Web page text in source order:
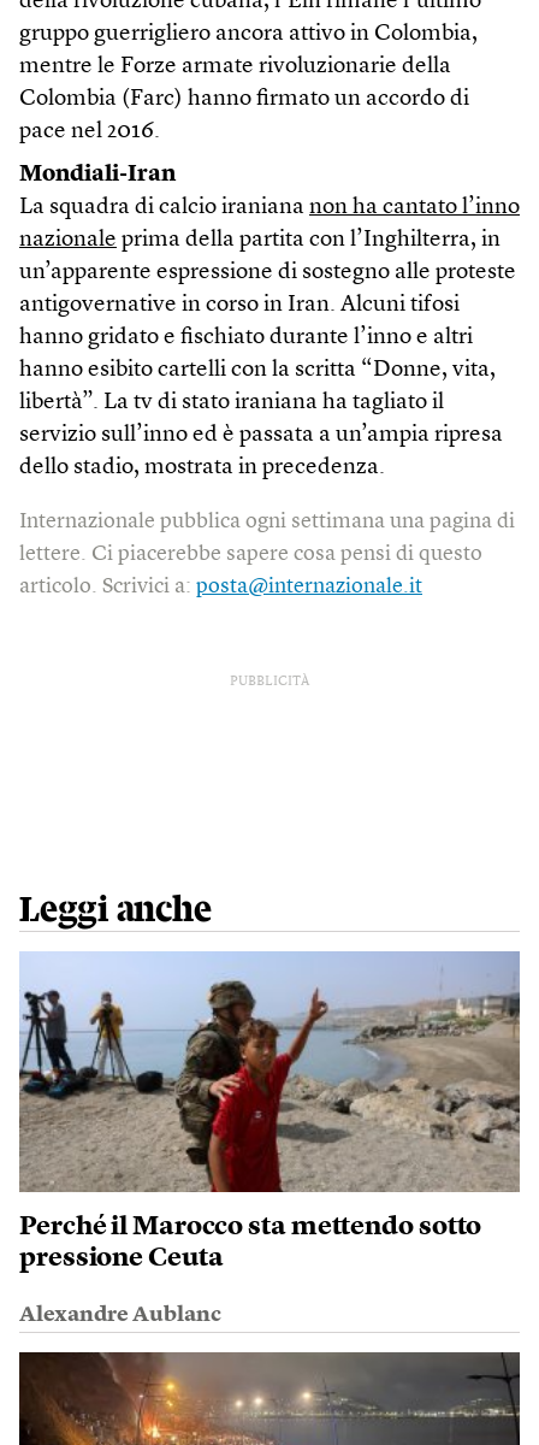
gruppo guerrigliero ancora attivo in Colombia,
mentre le Forze armate rivoluzionarie della
Colombia (Farc) hanno firmato un accordo di
pace nel 2016.
Mondiali-Iran
La squadra di calcio iraniana non ha cantato l’inno
nazionale prima della partita con l’Inghilterra, in
un’apparente espressione di sostegno alle proteste
antigovernative in corso in Iran. Alcuni tifosi
hanno gridato e fischiato durante l’inno e altri
hanno esibito cartelli con la scritta “Donne, vita,
libertà”. La tv di stato iraniana ha tagliato il
servizio sull’inno ed è passata a un’ampia ripresa
dello stadio, mostrata in precedenza.
Internazionale pubblica ogni settimana una pagina di
lettere. Ci piacerebbe sapere cosa pensi di questo
articolo. Scrivici a: posta@internazionale.it
PUBBLICITÀ
Leggi anche
Perché il Marocco sta mettendo sotto
pressione Ceuta
Alexandre Aublanc